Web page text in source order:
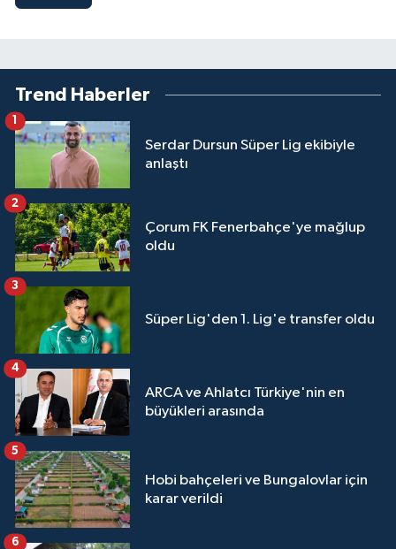
Trend Haberler
Serdar Dursun Süper Lig ekibiyle
anlaştı
1
Çorum FK Fenerbahçe'ye mağlup
oldu
2
Süper Lig'den 1. Lig'e transfer oldu
3
ARCA ve Ahlatcı Türkiye'nin en
büyükleri arasında
4
Hobi bahçeleri ve Bungalovlar için
karar verildi
5
6